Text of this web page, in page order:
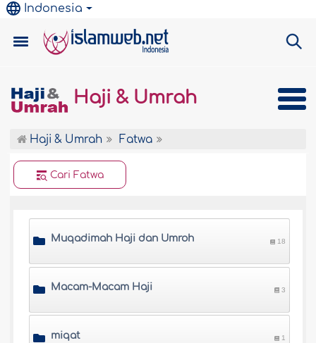
Indonesia
Haji & Umrah
Haji & Umrah Fatwa
Cari Fatwa
Muqadimah Haji dan Umroh 18
Macam-Macam Haji 3
miqat 1